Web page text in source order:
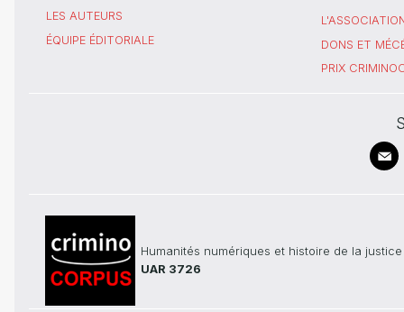
LES AUTEURS
ÉQUIPE ÉDITORIALE
DONS ET
PRIX
Humanités numériques et histoire de la justice
UAR 3726